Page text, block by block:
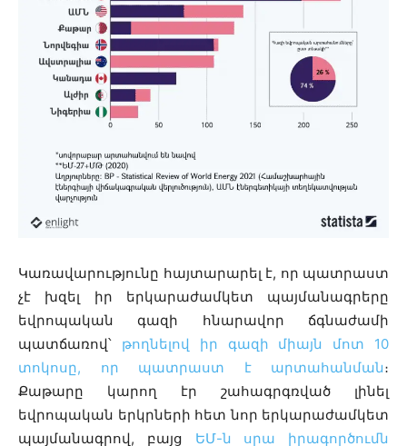
Կառավարությունը հայտարարել է, որ պատրաստ
չէ խզել իր երկարաժամկետ պայմանագրերը
եվրոպական գազի հնարավոր ճգնաժամի
պատճառով՝ թողնելով իր գազի միայն մոտ 10
տոկոսը, որ պատրաստ է արտահանման։
Քաթարը կարող էր շահագրգռված լինել
եվրոպական երկրների հետ նոր երկարաժամկետ
պայմանագրով, բայց ԵՄ-ն սրա իրագործումն